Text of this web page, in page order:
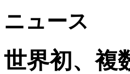
ニュース
世界初、複